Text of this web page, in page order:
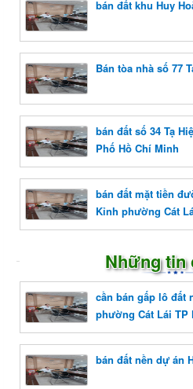
bán đất khu Huy
Bán tòa nhà số 77
bán đất số 34 Tạ
Phố Hồ Chí Minh
bán đất mặt tiền
Kỉnh phường Cát
Những tin
cần bán gấp lô đất
phường Cát Lái TP
bán đất nền dự án